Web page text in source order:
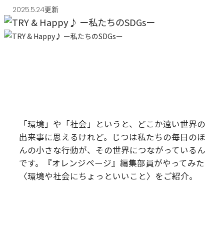
2025.5.24更新
「環境」や「社会」というと、どこか遠い世界の
出来事に思えるけれど。じつは私たちの毎日のほ
んの小さな行動が、その世界につながっているん
です。『オレンジページ』編集部員がやってみた
〈環境や社会にちょっといいこと〉をご紹介。